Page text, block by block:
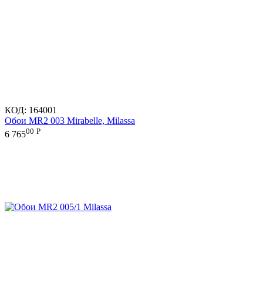
КОД: 164001
Обои MR2 003 Mirabelle, Milassa
6 76500 Р